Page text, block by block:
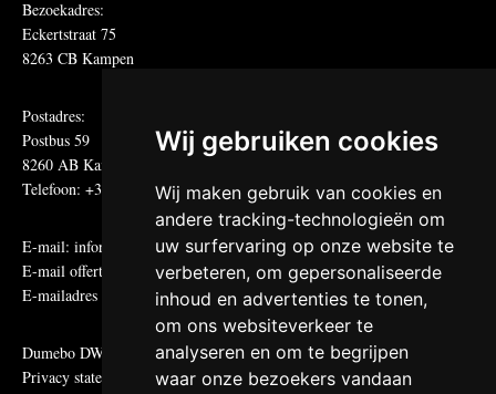
Wij gebruiken cookies
Wij maken gebruik van cookies en
andere tracking-technologieën om
uw surfervaring op onze website te
verbeteren, om gepersonaliseerde
inhoud en advertenties te tonen,
om ons websiteverkeer te
analyseren en om te begrijpen
waar onze bezoekers vandaan
Bezoekadres:
Eckertstraat 75
8263 CB Kampen
Postadres:
Postbus 59
8260 AB Kampen
Telefoon: +31 (0)38 331 81 81
E-mail: informatie@metadecor.nl
E-mail offertes:
calculatie@metadecor.nl
E-mailadres administratie:facturen@metadecor.nl
Dumebo DWS voorwaarden
Privacy statement